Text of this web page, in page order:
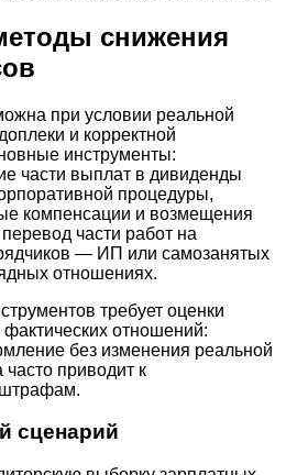
снижения
при условии реальной
и корректной
инструменты:
части выплат в дивиденды
процедуры,
компенсации и возмещения
части работ на
— ИП или самозанятых
отношениях.
требует оценки
фактических отношений:
без изменения реальной
часто приводит к
сценарий